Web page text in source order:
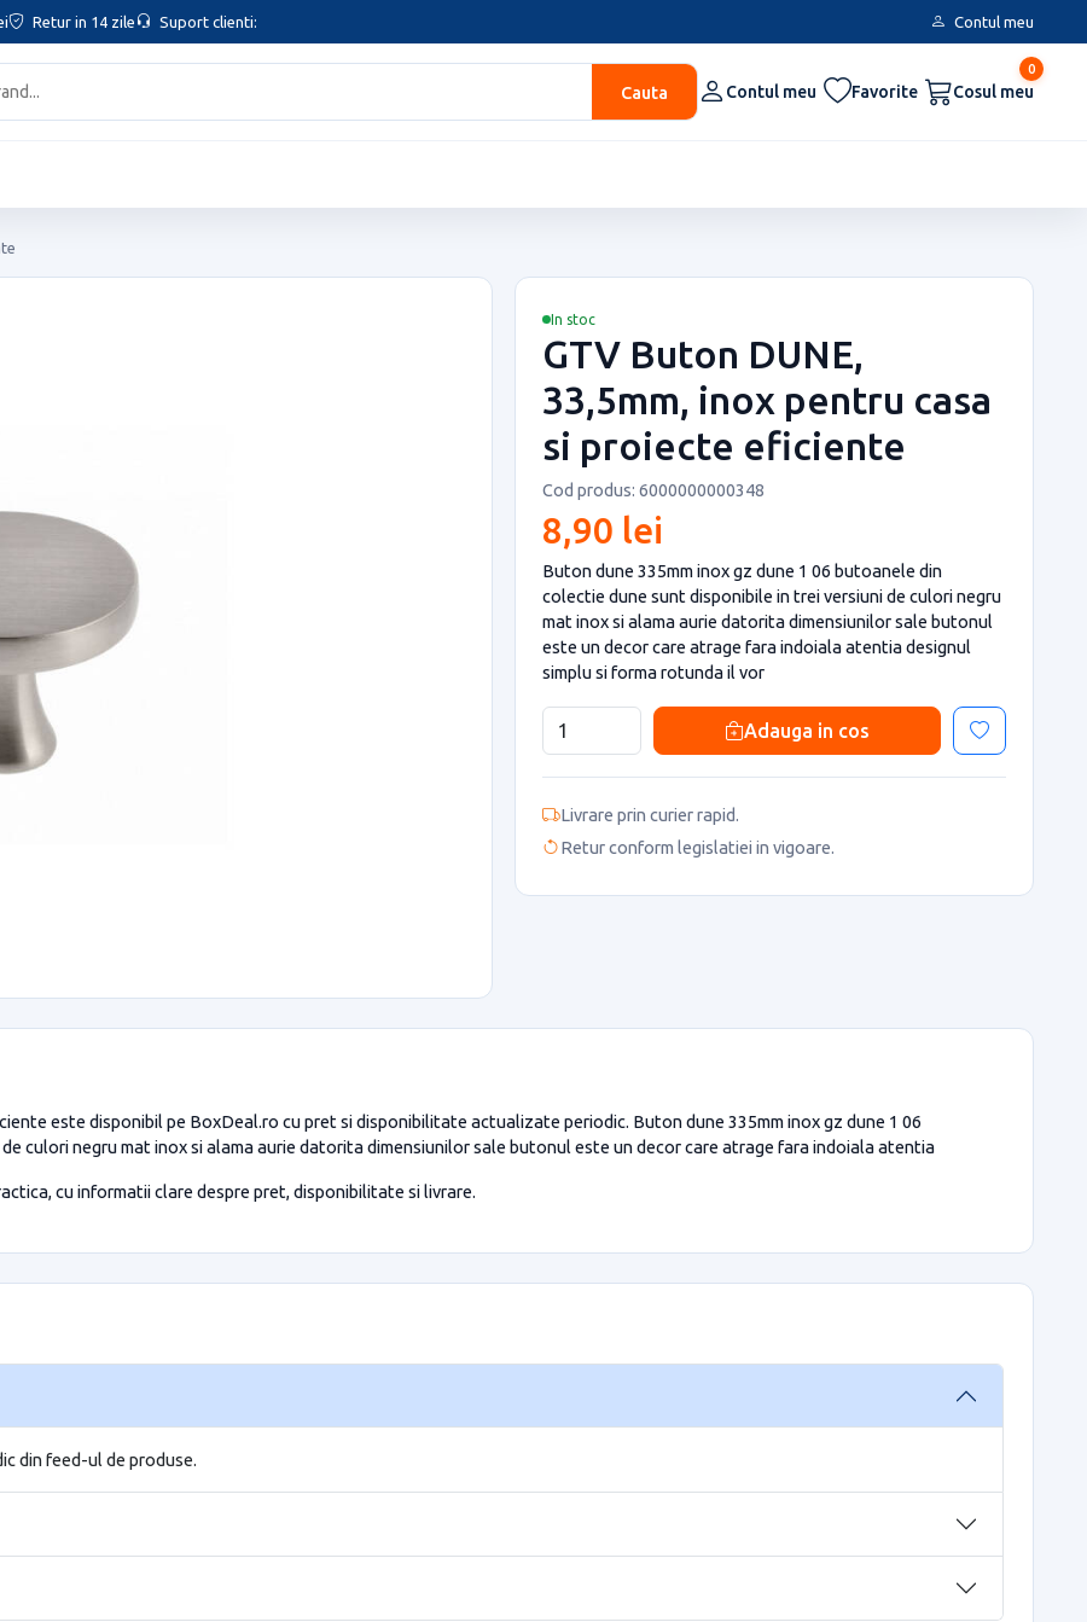
Retur in 14 zile Suport clienti: Contul meu
Cauta Contul meu Favorite
0
Cosul meu
In stoc
GTV Buton DUNE,
33,5mm, inox pentru casa
si proiecte eficiente
Cod produs: 6000000000348
8,90 lei
Buton dune 335mm inox gz dune 1 06 butoanele din
colectie dune sunt disponibile in trei versiuni de culori negru
mat inox si alama aurie datorita dimensiunilor sale butonul
este un decor care atrage fara indoiala atentia designul
simplu si forma rotunda il vor
Adauga in cos
Livrare prin curier rapid.
Retur conform legislatiei in vigoare.
este disponibil pe BoxDeal.ro cu pret si disponibilitate actualizate periodic. Buton dune 335mm inox gz dune 1 06
culori negru mat inox si alama aurie datorita dimensiunilor sale butonul este un decor care atrage fara indoiala atentia
cu informatii clare despre pret, disponibilitate si livrare.
din feed-ul de produse.